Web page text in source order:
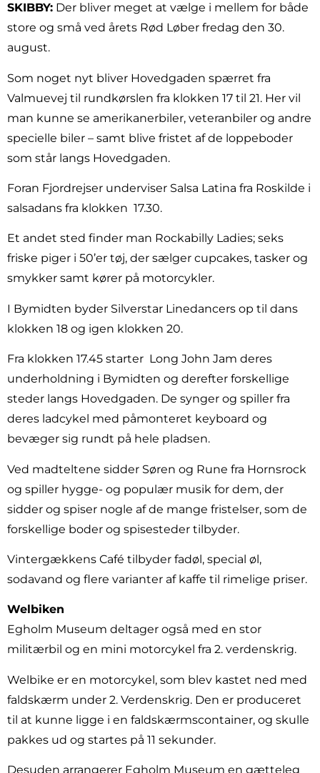
SKIBBY: Der bliver meget at vælge i mellem for både
store og små ved årets Rød Løber fredag den 30.
august.
Som noget nyt bliver Hovedgaden spærret fra
Valmuevej til rundkørslen fra klokken 17 til 21. Her vil
man kunne se amerikanerbiler, veteranbiler og andre
specielle biler – samt blive fristet af de loppeboder
som står langs Hovedgaden.
Foran Fjordrejser underviser Salsa Latina fra Roskilde i
salsadans fra klokken 17.30.
Et andet sted finder man Rockabilly Ladies; seks
friske piger i 50’er tøj, der sælger cupcakes, tasker og
smykker samt kører på motorcykler.
I Bymidten byder Silverstar Linedancers op til dans
klokken 18 og igen klokken 20.
Fra klokken 17.45 starter Long John Jam deres
underholdning i Bymidten og derefter forskellige
steder langs Hovedgaden. De synger og spiller fra
deres ladcykel med påmonteret keyboard og
bevæger sig rundt på hele pladsen.
Ved madteltene sidder Søren og Rune fra Hornsrock
og spiller hygge- og populær musik for dem, der
sidder og spiser nogle af de mange fristelser, som de
forskellige boder og spisesteder tilbyder.
Vintergækkens Café tilbyder fadøl, special øl,
sodavand og flere varianter af kaffe til rimelige priser.
Welbiken
Egholm Museum deltager også med en stor
militærbil og en mini motorcykel fra 2. verdenskrig.
Welbike er en motorcykel, som blev kastet ned med
faldskærm under 2. Verdenskrig. Den er produceret
til at kunne ligge i en faldskærmscontainer, og skulle
pakkes ud og startes på 11 sekunder.
Desuden arrangerer Egholm Museum en gætteleg